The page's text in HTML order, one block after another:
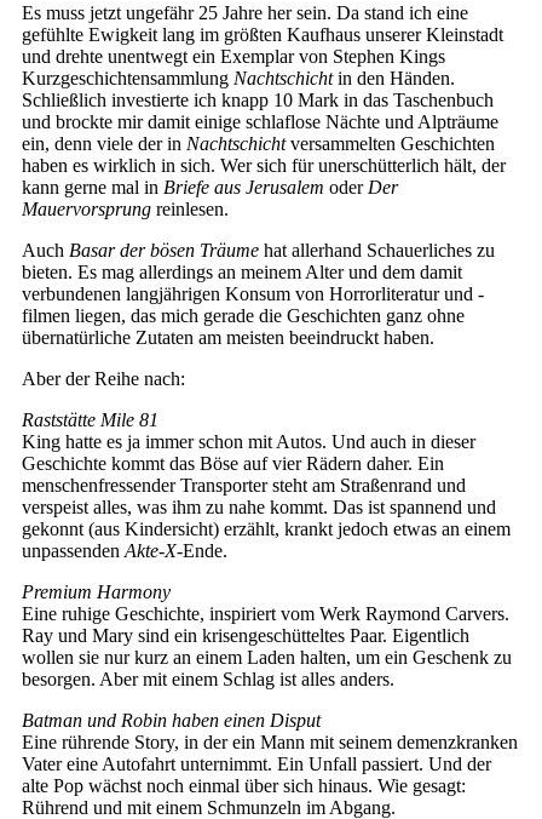
Es muss jetzt ungefähr 25 Jahre her sein. Da stand ich eine
gefühlte Ewigkeit lang im größten Kaufhaus unserer Kleinstadt
und drehte unentwegt ein Exemplar von Stephen Kings
Kurzgeschichtensammlung Nachtschichtin den Händen.
Schließlich investierte ich knapp 10 Mark in das Taschenbuch
und brockte mir damit einige schlaflose Nächte und Alpträume
ein, denn viele der in Nachtschichtversammelten Geschichten
haben es wirklich in sich. Wer sich für unerschütterlich hält, der
kann gerne mal in Briefe aus Jerusalem oder Der
Mauervorsprung reinlesen.
Auch Basar der bösen Träume hat allerhand Schauerliches zu
bieten. Es mag allerdings an meinem Alter und dem damit
verbundenen langjährigen Konsum von Horrorliteratur und -
filmen liegen, das mich gerade die Geschichten ganz ohne
übernatürliche Zutaten am meisten beeindruckt haben.
Aber der Reihe nach:
Raststätte Mile 81
King hatte es ja immer schon mit Autos. Und auch in dieser
Geschichte kommt das Böse auf vier Rädern daher. Ein
menschenfressender Transporter steht am Straßenrand und
verspeist alles, was ihm zu nahe kommt. Das ist spannend und
gekonnt (aus Kindersicht) erzählt, krankt jedoch etwas an einem
unpassenden Akte-X-Ende.
Premium Harmony
Eine ruhige Geschichte, inspiriert vom Werk Raymond Carvers.
Ray und Mary sind ein krisengeschütteltes Paar. Eigentlich
wollen sie nur kurz an einem Laden halten, um ein Geschenk zu
besorgen. Aber mit einem Schlag ist alles anders.
Batman und Robin haben einen Disput
Eine rührende Story, in der ein Mann mit seinem demenzkranken
Vater eine Autofahrt unternimmt. Ein Unfall passiert. Und der
alte Pop wächst noch einmal über sich hinaus. Wie gesagt:
Rührend und mit einem Schmunzeln im Abgang.